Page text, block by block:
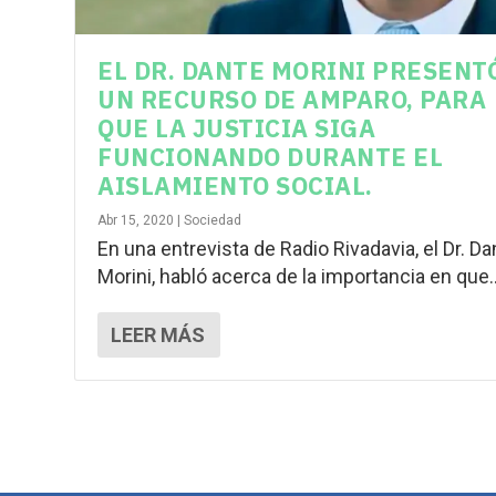
EL DR. DANTE MORINI
UN RECURSO DE AMPARO, PARA
QUE LA JUSTICIA SIGA
FUNCIONANDO DURANTE EL
AISLAMIENTO SOCIAL.
Abr 15, 2020 |Sociedad
En una entrevista de Radio Rivadavia, el Dr.
Morini, habló acerca de la importancia en
LEER MÁS